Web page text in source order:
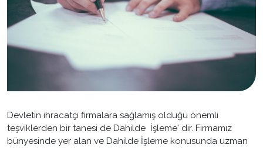
Devletin ihracatçı firmalara sağlamış olduğu önemli
teşviklerden bir tanesi de Dahilde İşleme' dir. Firmamız
bünyesinde yer alan ve Dahilde İşleme konusunda uzman